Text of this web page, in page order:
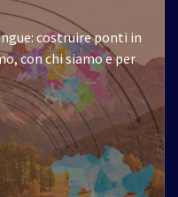
costruire ponti in
con chi siamo e per